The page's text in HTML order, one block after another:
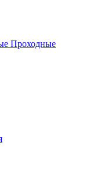
Проходные